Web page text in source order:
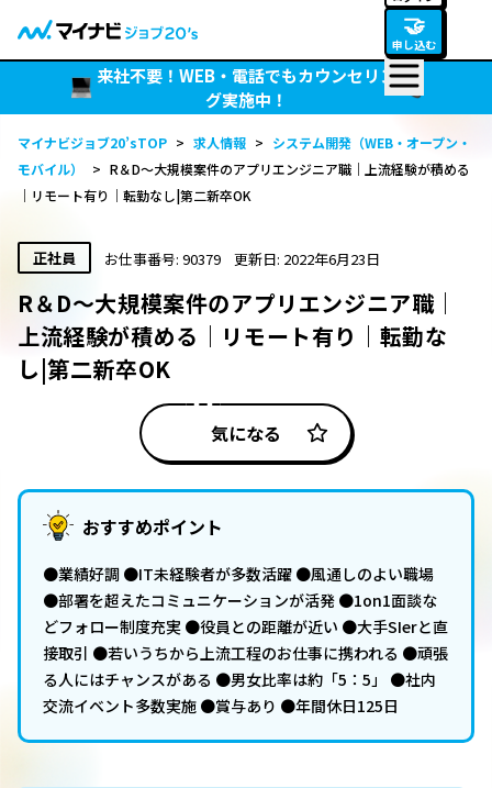
🤝
申し込む
来社不要！WEB・電話でもカウンセリン
グ実施中！
マイナビジョブ20’sTOP > 求人情報 > システム開発（WEB・オープン・
モバイル）
> R＆D～大規模案件のアプリエンジニア職｜上流経験が積める
｜リモート有り｜転勤なし|第二新卒OK
正社員 お仕事番号: 90379 更新日: 2022年6月23日
R＆D～大規模案件のアプリエンジニア職｜
上流経験が積める｜リモート有り｜転勤な
し|第二新卒OK
気になる
おすすめポイント
●業績好調 ●IT未経験者が多数活躍 ●風通しのよい職場
●部署を超えたコミュニケーションが活発 ●1on1面談な
どフォロー制度充実 ●役員との距離が近い ●大手SIerと直
接取引 ●若いうちから上流工程のお仕事に携われる ●頑張
る人にはチャンスがある ●男女比率は約「5：5」 ●社内
交流イベント多数実施 ●賞与あり ●年間休日125日